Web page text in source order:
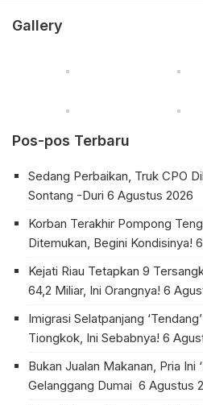
Gallery
Pos-pos Terbaru
Sedang Perbaikan, Truk CPO
Sontang -Duri 6 Agustus 2026
Korban Terakhir Pompong
Ditemukan, Begini Kondisinya!
Kejati Riau Tetapkan 9
64,2 Miliar, Ini Orangnya! 6
Imigrasi Selatpanjang
Tiongkok, Ini Sebabnya! 6
Bukan Jualan Makanan, Pria Ini
Gelanggang Dumai 6 Agustus